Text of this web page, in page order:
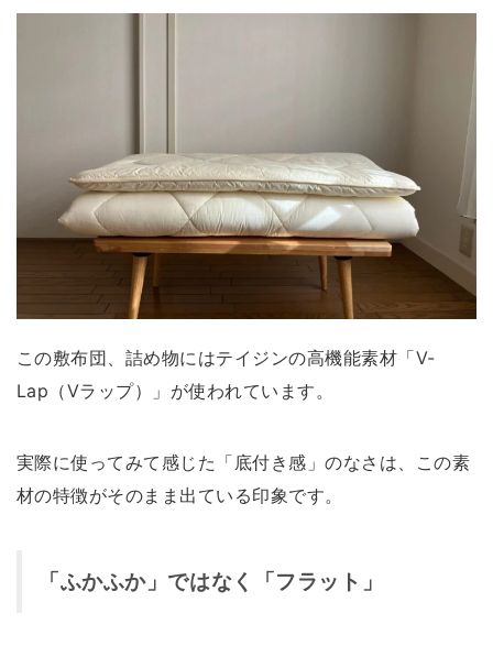
この敷布団、詰め物にはテイジンの高機能素材「V-
Lap（Vラップ）」が使われています。
実際に使ってみて感じた「底付き感」のなさは、この素
材の特徴がそのまま出ている印象です。
「ふかふか」ではなく「フラット」